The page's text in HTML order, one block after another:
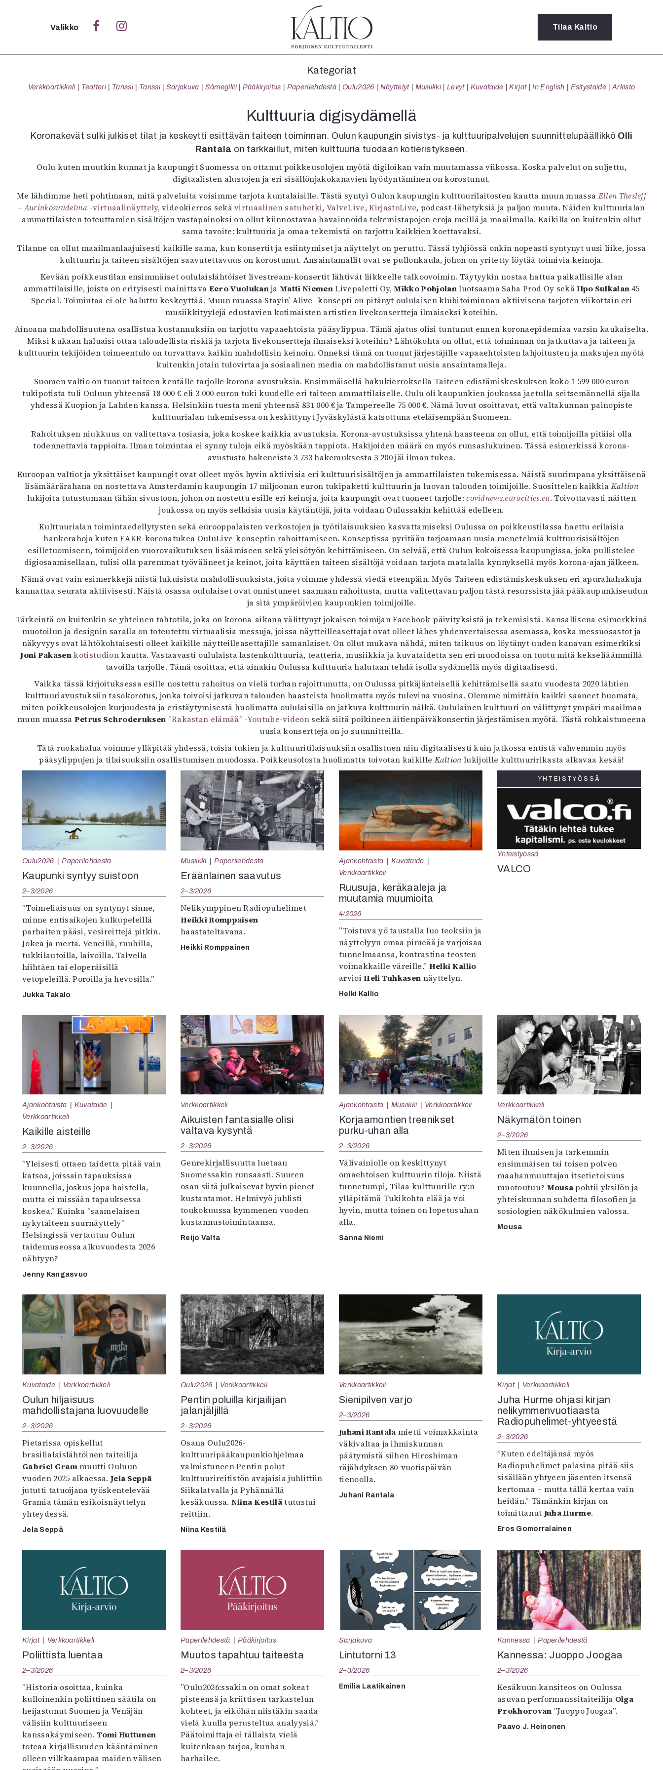
Sulje
Verkkoartikkeli
Tanssi
Tanssi
Sarjakuva
Sámegillii
Paperilehdestä
Oulu2026
Näyttelyt
Musiikki
Levyt
Kuvataide
In English
Esitystaide
Arkisto
Lehdet
4/2026
1/2026
6/2025
5/2025 saame
5/2025
Tilaus ja
Yhteistyössä
Toimitus
Mediatiedot
Kaltio ry
Valikko Tilaa Kaltio
Kategoriat
Verkkoartikkeli Teatteri Tanssi Tanssi Sarjakuva Sámegillii Pääkirjoitus Paperilehdestä Oulu2026 Näyttelyt Musiikki Levyt Kuvataide Kirjat In English Esitystaide Arkisto
Kulttuuria digisydämellä
Koronakevät sulki julkiset tilat ja keskeytti esittävän taiteen toiminnan. Oulun kaupungin sivistys- ja kulttuuripalvelujen suunnittelupäällikkö Olli
Rantala on tarkkaillut, miten kulttuuria tuodaan kotieristykseen.
Oulu kuten muutkin kunnat ja kaupungit Suomessa on ottanut poikkeusolojen myötä digiloikan vain muutamassa viikossa. Koska palvelut on suljettu,
digitaalisten alustojen ja eri sisällönjakokanavien hyödyntäminen on korostunut.
Me lähdimme heti pohtimaan, mitä palveluita voisimme tarjota kuntalaisille. Tästä syntyi Oulun kaupungin kulttuurilaitosten kautta muun muassa Ellen Thesleff
– Aurinkosuudelma -virtuaalinäyttely,videokierros sekävirtuaalinen satuhetki, ValveLive,KirjastoLive, podcast-lähetyksiä ja paljon muuta. Näiden kulttuurialan
ammattilaisten toteuttamien sisältöjen vastapainoksi on ollut kiinnostavaa havainnoida tekemistapojen eroja meillä ja maailmalla. Kaikilla on kuitenkin ollut
sama tavoite: kulttuuria ja omaa tekemistä on tarjottu kaikkien koettavaksi.
Tilanne on ollut maailmanlaajuisesti kaikille sama, kun konsertit ja esiintymiset ja näyttelyt on peruttu. Tässä tyhjiössä onkin nopeasti syntynyt uusi liike, jossa
kulttuurin ja taiteen sisältöjen saavutettavuus on korostunut. Ansaintamallit ovat se pullonkaula, johon on yritetty löytää toimivia keinoja.
Kevään poikkeustilan ensimmäiset oululaislähtöiset livestream-konsertit lähtivät liikkeelle talkoovoimin. Täytyykin nostaa hattua paikallisille alan
ammattilaisille, joista on erityisesti mainittava Eero VuolukanjaMatti NiemenLivepaletti Oy,Mikko Pohjolanluotsaama Saha Prod Oy sekäIlpo Sulkalan45
Special. Toimintaa ei ole haluttu keskeyttää. Muun muassa Stayin’ Alive -konsepti on pitänyt oululaisen klubitoiminnan aktiivisena tarjoten viikottain eri
musiikkityylejä edustavien kotimaisten artistien livekonsertteja ilmaiseksi koteihin.
Ainoana mahdollisuutena osallistua kustannuksiin on tarjottu vapaaehtoista pääsylippua. Tämä ajatus olisi tuntunut ennen koronaepidemiaa varsin kaukaiselta.
Miksi kukaan haluaisi ottaa taloudellista riskiä ja tarjota livekonsertteja ilmaiseksi koteihin? Lähtökohta on ollut, että toiminnan on jatkuttava ja taiteen ja
kulttuurin tekijöiden toimeentulo on turvattava kaikin mahdollisin keinoin. Onneksi tämä on tuonut järjestäjille vapaaehtoisten lahjoitusten ja maksujen myötä
kuitenkin jotain tulovirtaa ja sosiaalinen media on mahdollistanut uusia ansaintamalleja.
Suomen valtio on tuonut taiteen kentälle tarjolle korona-avustuksia. Ensimmäisellä hakukierroksella Taiteen edistämiskeskuksen koko 1 599 000 euron
tukipotista tuli Ouluun yhteensä 18 000 € eli 3 000 euron tuki kuudelle eri taiteen ammattilaiselle. Oulu oli kaupunkien joukossa jaetulla seitsemännellä sijalla
yhdessä Kuopion ja Lahden kanssa. Helsinkiin tuesta meni yhteensä 831 000 € ja Tampereelle 75 000 €. Nämä luvut osoittavat, että valtakunnan painopiste
kulttuurialan tukemisessa on keskittynyt Jyväskylästä katsottuna eteläisempään Suomeen.
Rahoituksen niukkuus on valitettava tosiasia, joka koskee kaikkia avustuksia. Korona-avustuksissa yhtenä haasteena on ollut, että toimijoilla pitäisi olla
todennettavia tappioita. Ilman toimintaa ei synny tuloja eikä myöskään tappiota. Hakijoiden määrä on myös runsaslukuinen. Tässä esimerkissä korona-
avustusta hakeneista 3 733 hakemuksesta 3 200 jäi ilman tukea.
Euroopan valtiot ja yksittäiset kaupungit ovat olleet myös hyvin aktiivisia eri kulttuurisisältöjen ja ammattilaisten tukemisessa. Näistä suurimpana yksittäisenä
lisämäärärahana on nostettava Amsterdamin kaupungin 17 miljoonan euron tukipaketti kulttuurin ja luovan talouden toimijoille. Suosittelen kaikkia Kaltion
lukijoita tutustumaan tähän sivustoon, johon on nostettu esille eri keinoja, joita kaupungit ovat tuoneet tarjolle:covidnews.eurocities.eu. Toivottavasti näitten
joukossa on myös sellaisia uusia käytäntöjä, joita voidaan Oulussakin kehittää edelleen.
Kulttuurialan toimintaedellytysten sekä eurooppalaisten verkostojen ja työtilaisuuksien kasvattamiseksi Oulussa on poikkeustilassa haettu erilaisia
hankerahoja kuten EAKR-koronatukea OuluLive-konseptin rahoittamiseen. Konseptissa pyritään tarjoamaan uusia menetelmiä kulttuurisisältöjen
esilletuomiseen, toimijoiden vuorovaikutuksen lisäämiseen sekä yleisötyön kehittämiseen. On selvää, että Oulun kokoisessa kaupungissa, joka pullistelee
digiosaamisellaan, tulisi olla paremmat työvälineet ja keinot, joita käyttäen taiteen sisältöjä voidaan tarjota matalalla kynnyksellä myös korona-ajan jälkeen.
Nämä ovat vain esimerkkejä niistä lukuisista mahdollisuuksista, joita voimme yhdessä viedä eteenpäin. Myös Taiteen edistämiskeskuksen eri apurahahakuja
kannattaa seurata aktiivisesti. Näistä osassa oululaiset ovat onnistuneet saamaan rahoitusta, mutta valitettavan paljon tästä resurssista jää pääkaupunkiseudun
ja sitä ympäröivien kaupunkien toimijoille.
Tärkeintä on kuitenkin se yhteinen tahtotila, joka on korona-aikana välittynyt jokaisen toimijan Facebook-päivityksistä ja tekemisistä. Kansallisena esimerkkinä
muotoilun ja designin saralla on toteutettu virtuaalisia messuja, joissa näytteilleasettajat ovat olleet lähes yhdenvertaisessa asemassa, koska messuosastot ja
näkyvyys ovat lähtökohtaisesti olleet kaikille näytteilleasettajille samanlaiset. On ollut mukava nähdä, miten taikuus on löytänyt uuden kanavan esimerkiksi
Joni Pakasenkotistudionkautta. Vastaavasti oululaista lastenkulttuuria, teatteria, musiikkia ja kuvataidetta sen eri muodoissa on tuotu mitä kekseliäämmillä
tavoilla tarjolle. Tämä osoittaa, että ainakin Oulussa kulttuuria halutaan tehdä isolla sydämellä myös digitaalisesti.
Vaikka tässä kirjoituksessa esille nostettu rahoitus on vielä turhan rajoittunutta, on Oulussa pitkäjänteisellä kehittämisellä saatu vuodesta 2020 lähtien
kulttuuriavustuksiin tasokorotus, jonka toivoisi jatkuvan talouden haasteista huolimatta myös tulevina vuosina. Olemme nimittäin kaikki saaneet huomata,
miten poikkeusolojen kurjuudesta ja eristäytymisestä huolimatta oululaisilla on jatkuva kulttuurin nälkä. Oululainen kulttuuri on välittynyt ympäri maailmaa
muun muassa Petrus Schroderuksen ”Rakastan elämää” -Youtube-videon sekä siitä poikineen äitienpäiväkonsertin järjestämisen myötä. Tästä rohkaistuneena
uusia konsertteja on jo suunnitteilla.
Tätä ruokahalua voimme ylläpitää yhdessä, toisia tukien ja kulttuuritilaisuuksiin osallistuen niin digitaalisesti kuin jatkossa entistä vahvemmin myös
pääsylippujen ja tilaisuuksiin osallistumisen muodossa. Poikkeusolosta huolimatta toivotan kaikille Kaltionlukijoille kulttuuririkasta alkavaa kesää!
Oulu2026 Paperilehdestä
Kaupunki syntyy suistoon
2–3/2026
”Toimeliaisuus on syntynyt sinne,
minne entisaikojen kulkupeleillä
parhaiten pääsi, vesireittejä pitkin.
Jokea ja merta. Veneillä, ruuhilla,
tukkilautoilla, laivoilla. Talvella
hiihtäen tai eloperäisillä
vetopeleillä. Poroilla ja hevosilla.”
Jukka Takalo
Musiikki Paperilehdestä
Eräänlainen saavutus
2–3/2026
Nelikymppinen Radiopuhelimet
Heikki Romppaisen
haastateltavana.
Heikki Romppainen
Ajankohtaista
Kuvataide
Verkkoartikkeli
Ruusuja, keräkaaleja ja
muutamia muumioita
4/2026
”Toistuva yö taustalla luo teoksiin ja
näyttelyyn omaa pimeää ja varjoisaa
tunnelmaansa, kontrastina teosten
voimakkaille väreille.” Helki Kallio
arvioiHeli Tuhkasen näyttelyn.
Helki Kallio
YHTEISTYÖSSÄ
Yhteistyössä
VALCO
Ajankohtaista
Kuvataide
Verkkoartikkeli
Kaikille aisteille
2–3/2026
”Yleisesti ottaen taidetta pitää vain
katsoa, joissain tapauksissa
kuunnella, joskus jopa haistella,
mutta ei missään tapauksessa
koskea.” Kuinka ”saamelaisen
nykytaiteen suurnäyttely”
Helsingissä vertautuu Oulun
taidemuseossa alkuvuodesta 2026
nähtyyn?
Jenny Kangasvuo
Verkkoartikkeli
Aikuisten fantasialle olisi
valtava kysyntä
2–3/2026
Genrekirjallisuutta luetaan
Suomessakin runsaasti. Suuren
osan siitä julkaisevat hyvin pienet
kustantamot. Helmivyö juhlisti
toukokuussa kymmenen vuoden
kustannustoimintaansa.
Reijo Valta
Ajankohtaista Musiikki Verkkoartikkeli
Korjaamontien treenikset
purku-uhan alla
2–3/2026
Välivainiolle on keskittynyt
omaehtoisen kulttuurin tiloja. Niistä
tunnetumpi, Tilaa kulttuurille ry:n
ylläpitämä Tukikohta elää ja voi
hyvin, mutta toinen on lopetusuhan
alla.
Sanna Niemi
Verkkoartikkeli
Näkymätön toinen
2–3/2026
Miten ihmisen ja tarkemmin
ensimmäisen tai toisen polven
maahanmuuttajan itsetietoisuus
muotoutuu? Mousapohtii yksilön ja
yhteiskunnan suhdetta filosofien ja
sosiologien näkökulmien valossa.
Mousa
Kuvataide Verkkoartikkeli
Oulun hiljaisuus
mahdollistajana luovuudelle
2–3/2026
Pietarissa opiskellut
brasilialaislähtöinen taiteilija
Gabriel Grammuutti Ouluun
vuoden 2025 alkaessa.Jela Seppä
jututti tatuoijana työskentelevää
Gramia tämän esikoisnäyttelyn
yhteydessä.
Jela Seppä
Oulu2026 Verkkoartikkeli
Pentin poluilla kirjailijan
jalanjäljillä
2–3/2026
Osana Oulu2026-
kulttuuripääkaupunkiohjelmaa
valmistuneen Pentin polut -
kulttuurireitistön avajaisia juhlittiin
Siikalatvalla ja Pyhännällä
kesäkuussa. Niina Kestilätutustui
reittiin.
Niina Kestilä
Verkkoartikkeli
Sienipilven varjo
2–3/2026
Juhani Rantala mietti voimakkainta
väkivaltaa ja ihmiskunnan
päätymistä siihen Hiroshiman
räjähdyksen 80-vuotispäivän
tienoolla.
Juhani Rantala
Kirjat Verkkoartikkeli
Juha Hurme ohjasi kirjan
nelikymmenvuotiaasta
Radiopuhelimet-yhtyeestä
2–3/2026
”Kuten edeltäjänsä myös
Radiopuhelimet palasina pitää siis
sisällään yhtyeen jäsenten itsensä
kertomaa – mutta tällä kertaa vain
heidän.” Tämänkin kirjan on
toimittanut Juha Hurme.
Eros Gomorralainen
Kirjat Verkkoartikkeli
Poliittista luentaa
2–3/2026
”Historia osoittaa, kuinka
kulloinenkin poliittinen säätila on
heijastunut Suomen ja Venäjän
välisiin kulttuuriseen
kanssakäymiseen.Tomi Huttunen
toteaa kirjallisuuden kääntäminen
olleen vilkkaampaa maiden välisen
Paperilehdestä Pääkirjoitus
Muutos tapahtuu taiteesta
2–3/2026
”Oulu2026:ssakin on omat sokeat
pisteensä ja kriittisen tarkastelun
kohteet, ja eiköhän niistäkin saada
vielä kuulla perusteltua analyysiä.”
Päätoimittaja ei tällaista vielä
kuitenkaan tarjoa, kunhan
harhailee.
Sarjakuva
Lintutorni 13
2–3/2026
Emilia Laatikainen
Kannessa Paperilehdestä
Kannessa: Juoppo Joogaa
2–3/2026
Kesäkuun kansiteos on Oulussa
asuvan performanssitaiteilija Olga
Prokhorovan ”Juoppo Joogaa”.
Paavo J. Heinonen